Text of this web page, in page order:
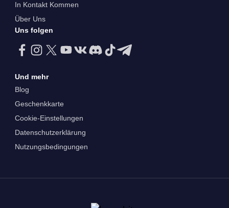
In Kontakt Kommen
Über Uns
Uns folgen
Und mehr
Blog
Geschenkkarte
Cookie-Einstellungen
Datenschutzerklärung
Nutzungsbedingungen